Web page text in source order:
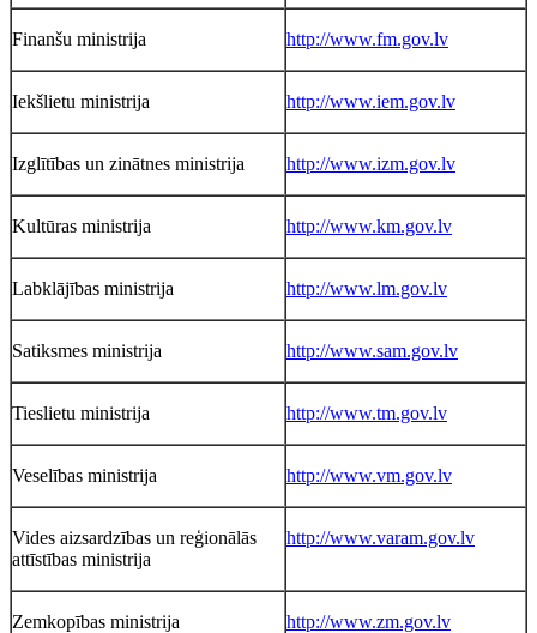
Finanšu ministrija http://www.fm.gov.lv
Iekšlietu ministrija http://www.iem.gov.lv
Izglītības un zinātnes ministrija http://www.izm.gov.lv
Kultūras ministrija http://www.km.gov.lv
Labklājības ministrija http://www.lm.gov.lv
Satiksmes ministrija http://www.sam.gov.lv
Tieslietu ministrija http://www.tm.gov.lv
Veselības ministrija http://www.vm.gov.lv
Vides aizsardzības un reģionālās
attīstības ministrija
http://www.varam.gov.lv
Zemkopības ministrija http://www.zm.gov.lv